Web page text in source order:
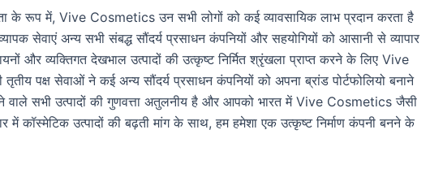
के रूप में, Vive Cosmetics उन सभी लोगों को कई व्यावसायिक लाभ प्रदान करता है
सेवाएं अन्य सभी संबद्ध सौंदर्य प्रसाधन कंपनियों और सहयोगियों को आसानी से व्यापार
और व्यक्तिगत देखभाल उत्पादों की उत्कृष्ट निर्मित श्रृंखला प्राप्त करने के लिए Vive
पक्ष सेवाओं ने कई अन्य सौंदर्य प्रसाधन कंपनियों को अपना ब्रांड पोर्टफोलियो बनाने
वाले सभी उत्पादों की गुणवत्ता अतुलनीय है और आपको भारत में Vive Cosmetics जैसी
में कॉस्मेटिक उत्पादों की बढ़ती मांग के साथ, हम हमेशा एक उत्कृष्ट निर्माण कंपनी बनने के